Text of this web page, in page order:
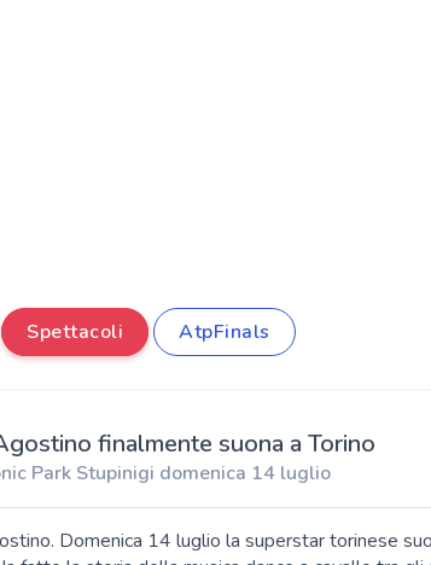
Spettacoli AtpFinals
finalmente suona a Torino
Park Stupinigi domenica 14 luglio
Domenica 14 luglio la superstar torinese